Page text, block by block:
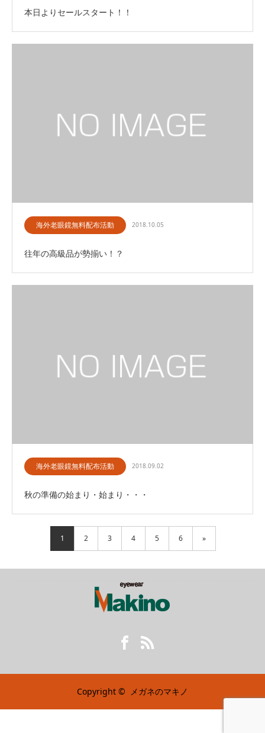
本日よりセールスタート！！
海外老眼鏡無料配布活動 2018.10.05
往年の高級品が勢揃い！？
海外老眼鏡無料配布活動 2018.09.02
秋の準備の始まり・始まり・・・
1 2 3 4 5 6 »
Copyright © メガネのマキノ